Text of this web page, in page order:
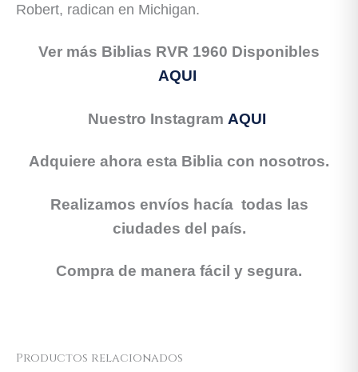
Robert, radican en Michigan.
Ver más Biblias RVR 1960 Disponibles
AQUI
Nuestro Instagram AQUI
Adquiere ahora esta Biblia con nosotros.
Realizamos envíos hacía todas las
ciudades del país.
Compra de manera fácil y segura.
Productos relacionados